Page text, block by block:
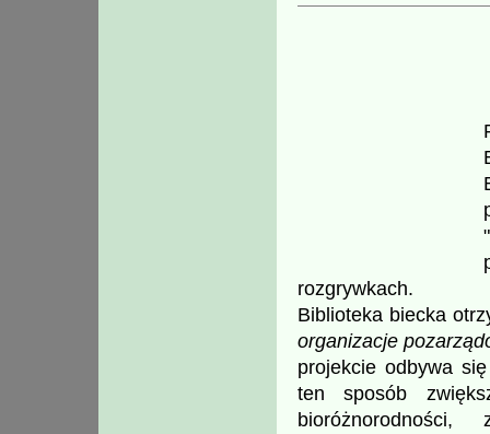
rozgrywkach.
Biblioteka biecka
organizacje
projekcie odbywa
ten sposób